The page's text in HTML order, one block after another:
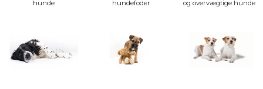
hunde
hundefoder
og overvægtige hunde